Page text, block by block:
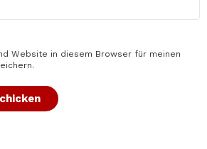
Website in diesem Browser für meinen